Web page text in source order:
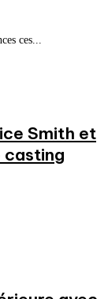
ces...
Smith et
casting